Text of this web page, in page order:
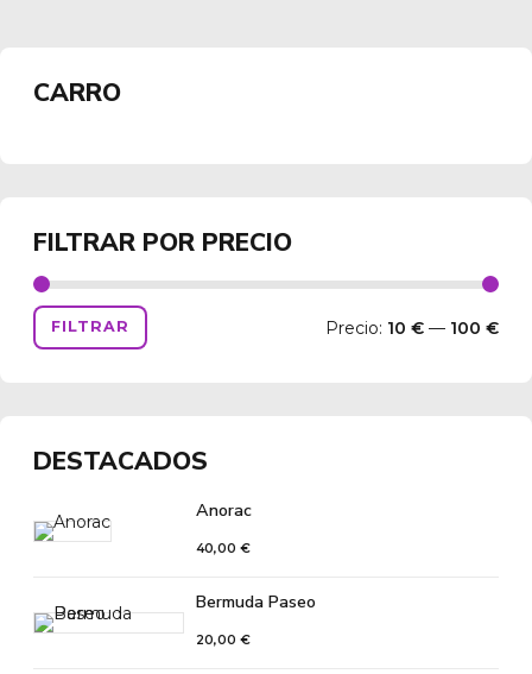
CARRO
FILTRAR POR PRECIO
FILTRAR Precio: 10 € — 100 €
DESTACADOS
Anorac
40,00€
Bermuda Paseo
20,00€